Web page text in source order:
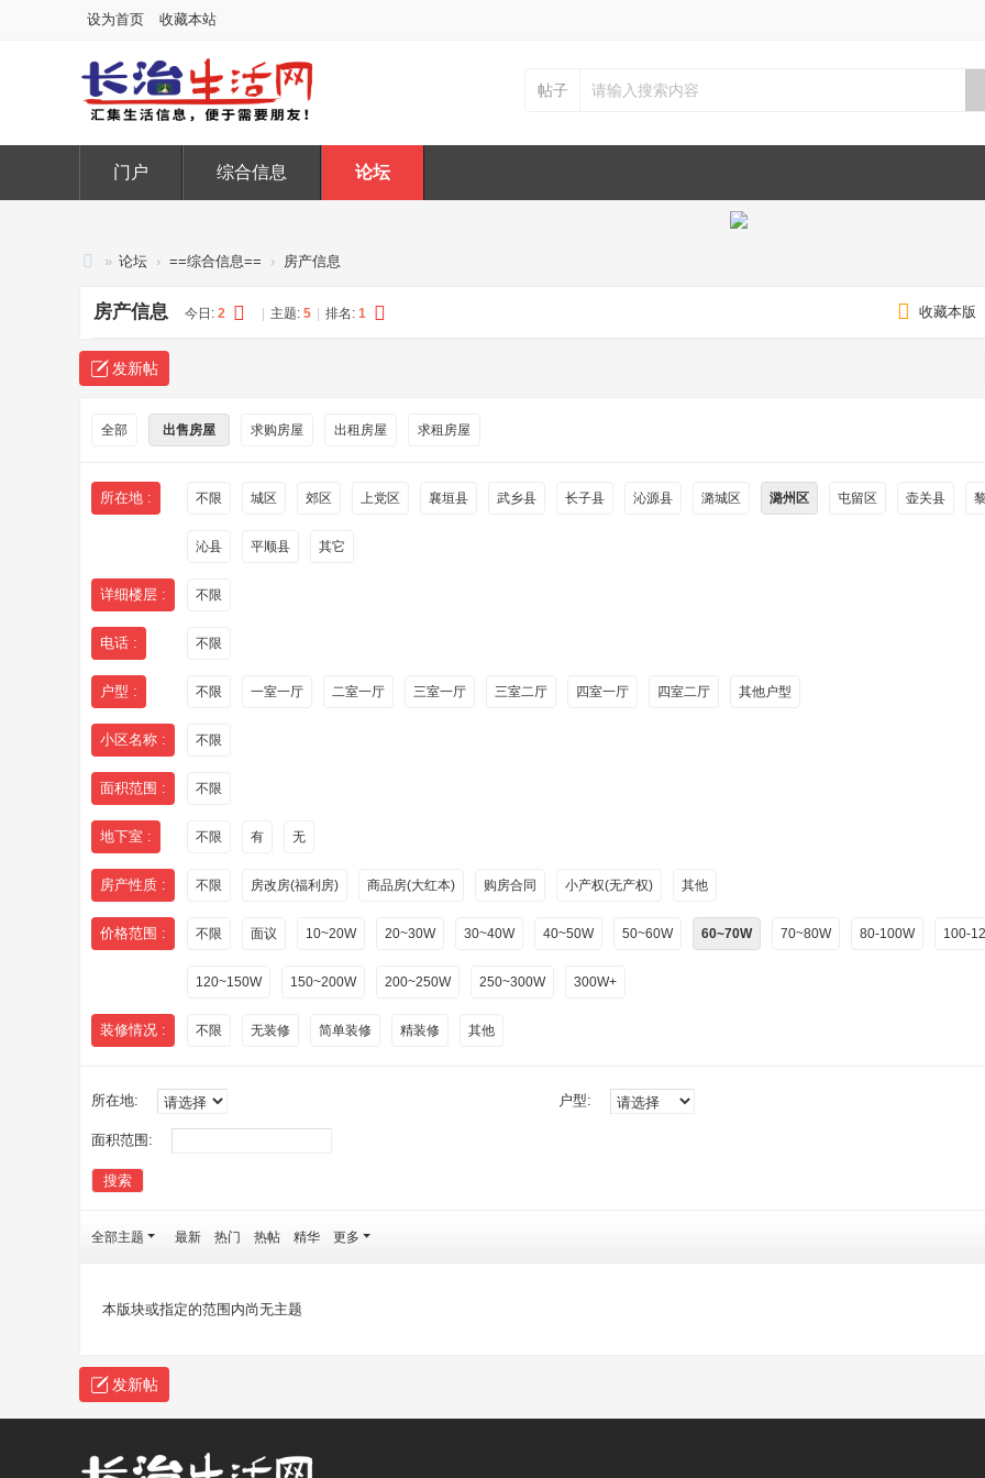
设为首页 收藏本站
帖子
门户 综合信息 论坛
治
生
活
» 论坛 › ==综合信息== › 房产信息
收藏本版
房产信息 今日: 2 主题: 5 排名: 1
发新帖
全部 出售房屋 求购房屋 出租房屋 求租房屋
所在地 : 不限 城区 郊区 上党区 襄垣县 武乡县 长子县 沁源县 潞城区 潞州区 屯留区 壶关县
沁县 平顺县 其它
详细楼层 : 不限
电话 : 不限
户型 : 不限 一室一厅 二室一厅 三室一厅 三室二厅 四室一厅 四室二厅 其他户型
小区名称 : 不限
面积范围 : 不限
地下室 : 不限 有 无
房产性质 : 不限 房改房(福利房) 商品房(大红本) 购房合同 小产权(无产权) 其他
价格范围 : 不限 面议 10~20W 20~30W 30~40W 40~50W 50~60W 60~70W 70~80W 80-100W 100-
120~150W 150~200W 200~250W 250~300W 300W+
装修情况 : 不限 无装修 简单装修 精装修 其他
所在地: 户型:
面积范围:
搜索
全部主题 最新 热门 热帖 精华 更多
本版块或指定的范围内尚无主题
发新帖